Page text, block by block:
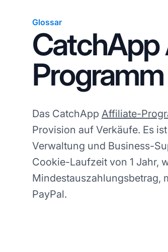
Glossar
CatchApp
Programm
Das CatchApp Affiliate-
Provision auf Verkäufe. Es
Verwaltung und Business-
Cookie-Laufzeit von 1 Jahr,
Mindestauszahlungsbetrag,
PayPal.